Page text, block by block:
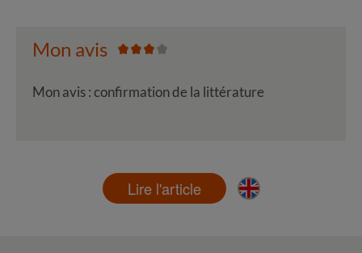
Mon avis
Mon avis : confirmation de la littérature
Lire l'article